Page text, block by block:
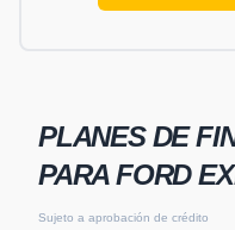
PLANES DE
PARAFORD
Sujeto a aprobación de crédito